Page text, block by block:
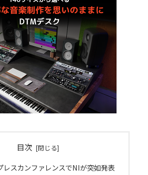
目次
レスカンファレンスでNIが突如発表